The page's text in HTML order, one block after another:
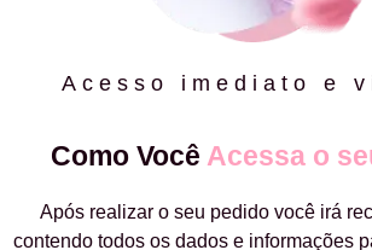
Acesso imediato e
Como Você Acessa o
Após realizar o seu pedido você irá
contendo todos os dados e informações